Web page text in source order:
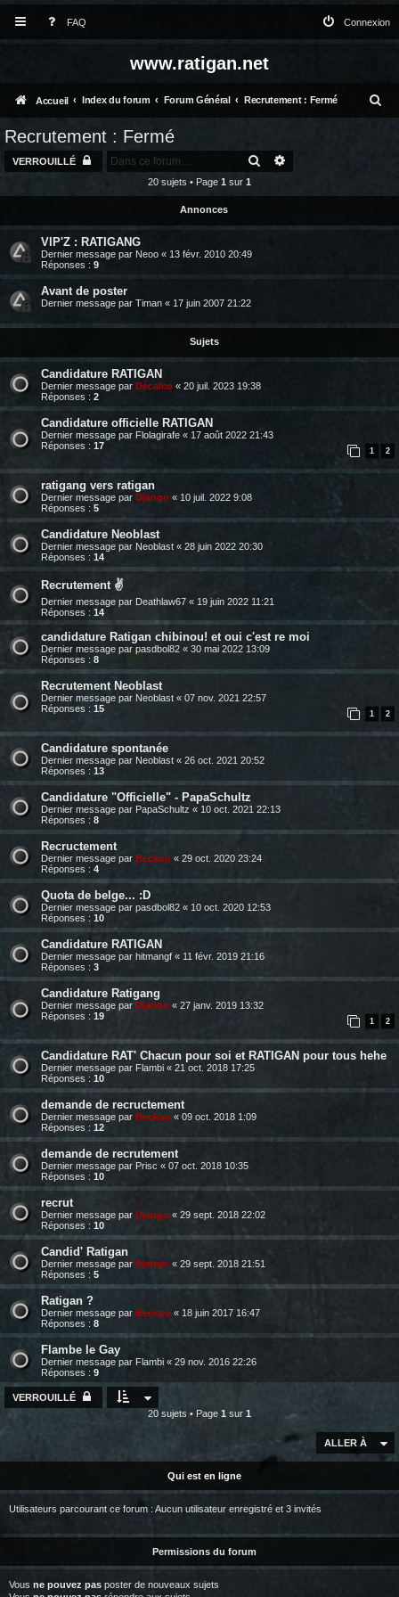
FAQ Connexion
www.ratigan.net
Accueil Index du forum Forum Général Recrutement : Fermé
e
Recrutement : Fermé
VERROUILLÉ RECHERCHER
20 sujets • Page 1 sur 1
Annonces
VIP'Z : RATIGANG
Dernier message par Neoo « 13 févr. 2010 20:49
Réponses : 9
Avant de poster
Dernier message par Timan « 17 juin 2007 21:22
Sujets
Candidature RATIGAN
Dernier message par Décalco « 20 juil. 2023 19:38
Réponses : 2
Candidature officielle RATIGAN
Dernier message par Flolagirafe « 17 août 2022 21:43
Réponses : 17 1 2
ratigang vers ratigan
Dernier message par Django « 10 juil. 2022 9:08
Réponses : 5
Candidature Neoblast
Dernier message par Neoblast « 28 juin 2022 20:30
Réponses : 14
Recrutement ✌️
Dernier message par Deathlaw67 « 19 juin 2022 11:21
Réponses : 14
candidature Ratigan chibinou! et oui c'est re moi
Dernier message par pasdbol82 « 30 mai 2022 13:09
Réponses : 8
Recrutement Neoblast
Dernier message par Neoblast « 07 nov. 2021 22:57
Réponses : 15 1 2
Candidature spontanée
Dernier message par Neoblast « 26 oct. 2021 20:52
Réponses : 13
Candidature "Officielle" - PapaSchultz
Dernier message par PapaSchultz « 10 oct. 2021 22:13
Réponses : 8
Recructement
Dernier message par Beckoo « 29 oct. 2020 23:24
Réponses : 4
Quota de belge... :D
Dernier message par pasdbol82 « 10 oct. 2020 12:53
Réponses : 10
Candidature RATIGAN
Dernier message par hitmangf « 11 févr. 2019 21:16
Réponses : 3
Candidature Ratigang
Dernier message par Django « 27 janv. 2019 13:32
Réponses : 19 1 2
Candidature RAT' Chacun pour soi et RATIGAN pour tous hehe
Dernier message par Flambi « 21 oct. 2018 17:25
Réponses : 10
demande de recructement
Dernier message par Beckoo « 09 oct. 2018 1:09
Réponses : 12
demande de recrutement
Dernier message par Prisc « 07 oct. 2018 10:35
Réponses : 10
recrut
Dernier message par Django « 29 sept. 2018 22:02
Réponses : 10
Candid' Ratigan
Dernier message par Django « 29 sept. 2018 21:51
Réponses : 5
Ratigan ?
Dernier message par Beckoo « 18 juin 2017 16:47
Réponses : 8
Flambe le Gay
Dernier message par Flambi « 29 nov. 2016 22:26
Réponses : 9
VERROUILLÉ
20 sujets • Page 1 sur 1
ALLER À
Qui est en ligne
Utilisateurs parcourant ce forum : Aucun utilisateur enregistré et 3 invités
Permissions du forum
Vous ne pouvez pas poster de nouveaux sujets